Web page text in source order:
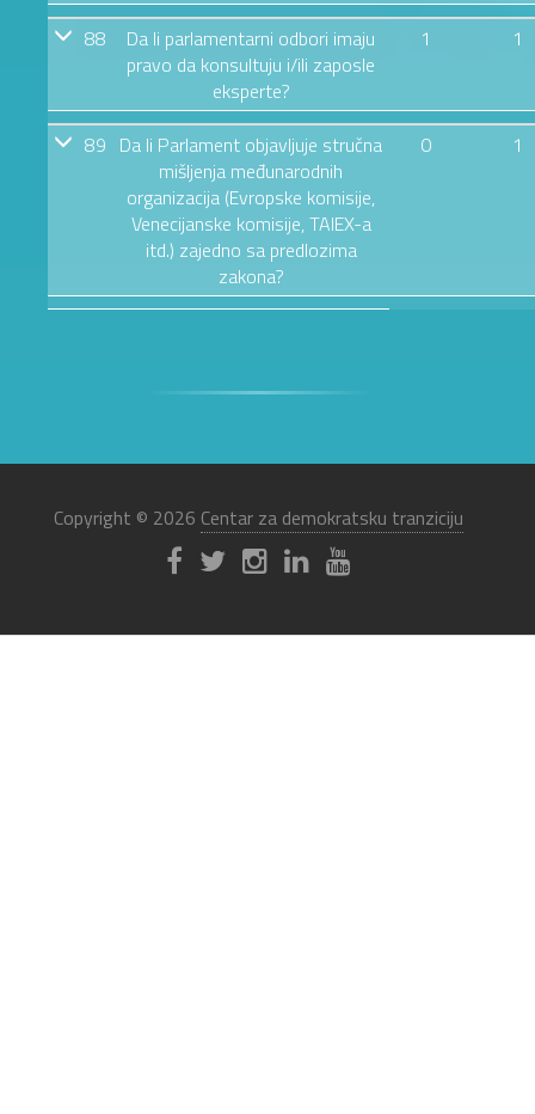
88
Da li parlamentarni odbori imaju
pravo da konsultuju i/ili zaposle
eksperte?
1 1
89 Da li Parlament objavljuje stručna
mišljenja međunarodnih
organizacija (Evropske komisije,
Venecijanske komisije, TAIEX-a
itd.) zajedno sa predlozima
zakona?
0 1
Copyright © 2026 Centar za demokratsku tranziciju